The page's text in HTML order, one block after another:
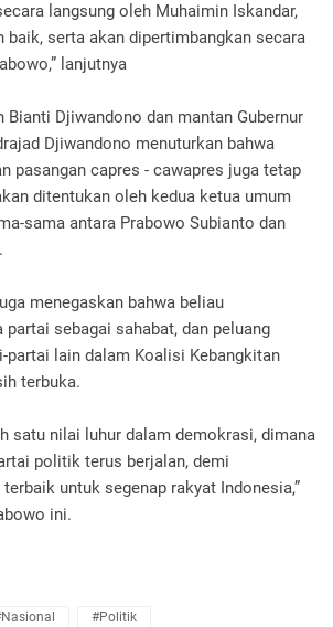
langsung oleh Muhaimin Iskandar,
baik, serta akan dipertimbangkan secara
lanjutnya
Bianti Djiwandono dan mantan Gubernur
Djiwandono menuturkan bahwa
pasangan capres - cawapres juga tetap
ditentukan oleh kedua ketua umum
sama antara Prabowo Subianto dan
menegaskan bahwa beliau
partai sebagai sahabat, dan peluang
partai lain dalam Koalisi Kebangkitan
terbuka.
satu nilai luhur dalam demokrasi, dimana
politik terus berjalan, demi
untuk segenap rakyat Indonesia,”
ini.
#Politik